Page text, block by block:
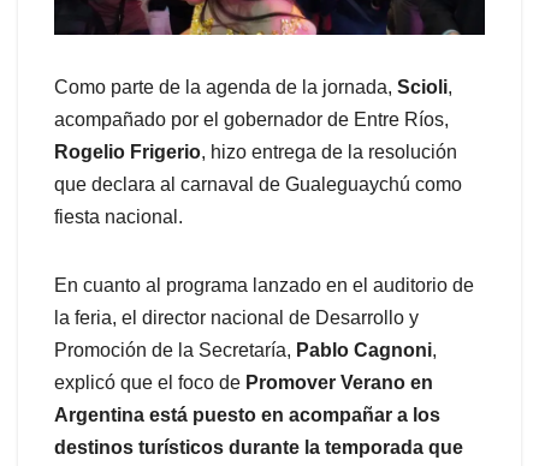
Como parte de la agenda de la jornada, Scioli,
acompañado por el gobernador de Entre Ríos,
Rogelio Frigerio, hizo entrega de la resolución
que declara al carnaval de Gualeguaychú como
fiesta nacional.
En cuanto al programa lanzado en el auditorio de
la feria, el director nacional de Desarrollo y
Promoción de la Secretaría, Pablo Cagnoni,
explicó que el foco de Promover Verano en
Argentina está puesto en acompañar a los
destinos turísticos durante la temporada que